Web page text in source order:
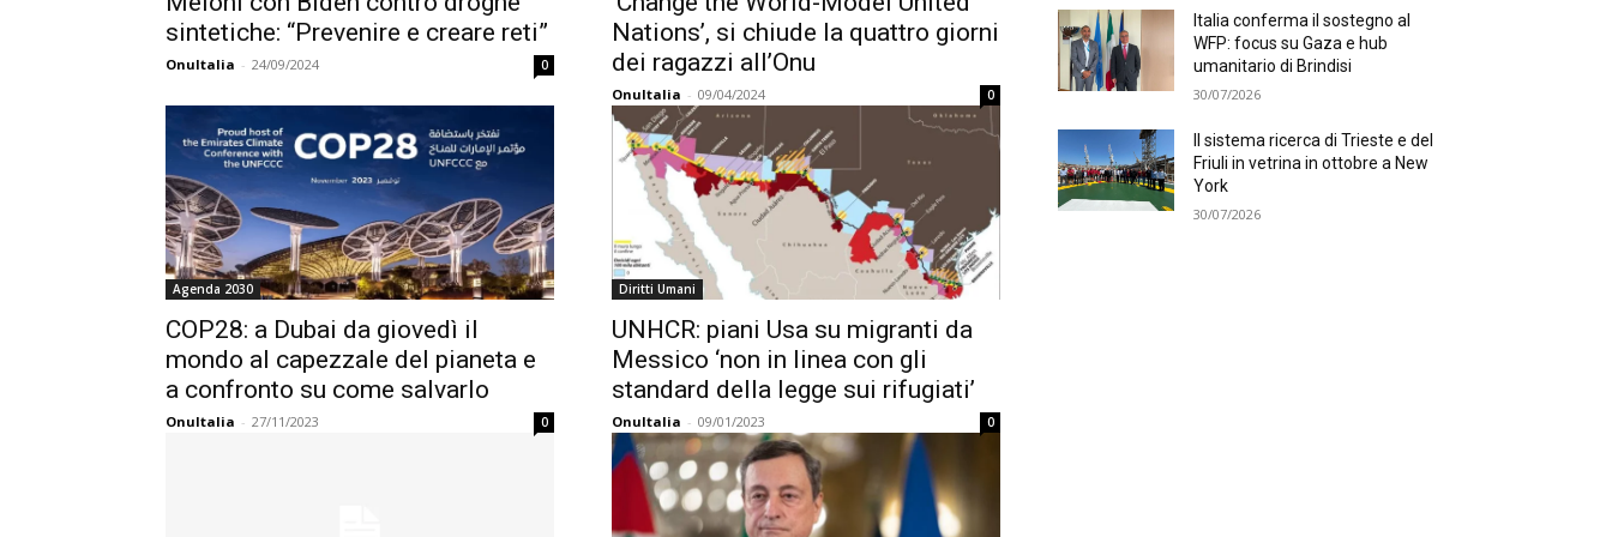
sintetiche: “Prevenire e creare reti”
OnuItalia - 24/09/2024 0
Nations’, si chiude la quattro giorni
dei ragazzi all’Onu
OnuItalia - 09/04/2024 0
Agenda 2030
COP28: a Dubai da giovedì il
mondo al capezzale del pianeta e
a confronto su come salvarlo
OnuItalia - 27/11/2023 0
Diritti Umani
UNHCR: piani Usa su migranti da
Messico ‘non in linea con gli
standard della legge sui rifugiati’
OnuItalia - 09/01/2023 0
Italia conferma il sostegno al
WFP: focus su Gaza e hub
umanitario di Brindisi
30/07/2026
Il sistema ricerca di Trieste e del
Friuli in vetrina in ottobre a New
York
30/07/2026